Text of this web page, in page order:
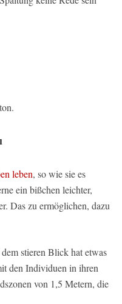
leben, so wie sie es
ein bißchen leichter,
Das zu ermöglichen, dazu
stieren Blick hat etwas
den Individuen in ihren
von 1,5 Metern, die